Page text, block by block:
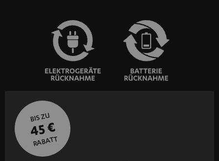
BIS ZU
45 €
RABATT